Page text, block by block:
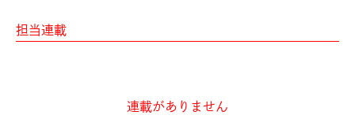
担当連載
連載がありません